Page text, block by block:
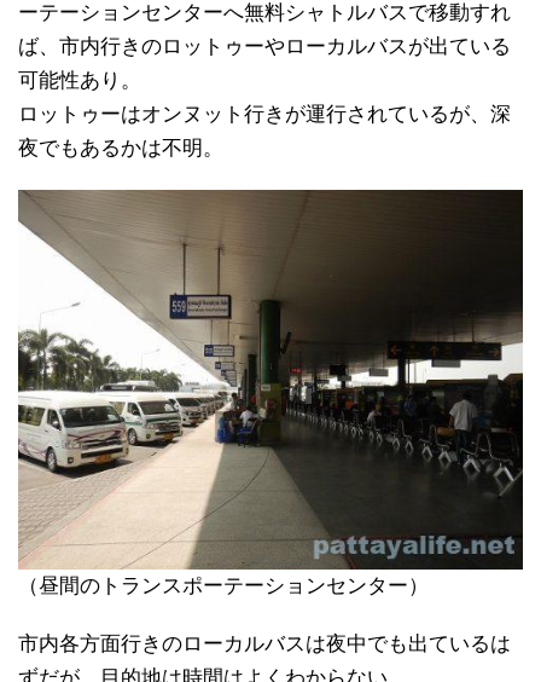
ーテーションセンターへ無料シャトルバスで移動すれ
ば、市内行きのロットゥーやローカルバスが出ている
可能性あり。
ロットゥーはオンヌット行きが運行されているが、深
夜でもあるかは不明。
（昼間のトランスポーテーションセンター）
市内各方面行きのローカルバスは夜中でも出ているは